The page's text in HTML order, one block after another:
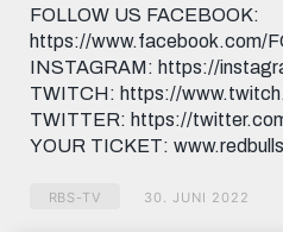
FOLLOW US FACEBOOK:
https://www.facebook.com/
INSTAGRAM: https://
TWITCH: https://
TWITTER: https://
YOUR TICKET:
RBS-TV 30. JUNI 2022